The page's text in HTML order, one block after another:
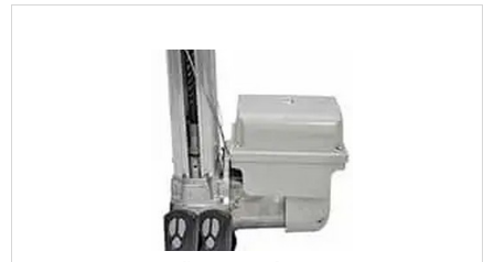
portão deve apresentar custo-benefício a quem